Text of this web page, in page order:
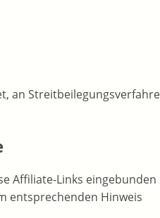
an
Affiliate-Links eingebunden
entsprechenden Hinweis